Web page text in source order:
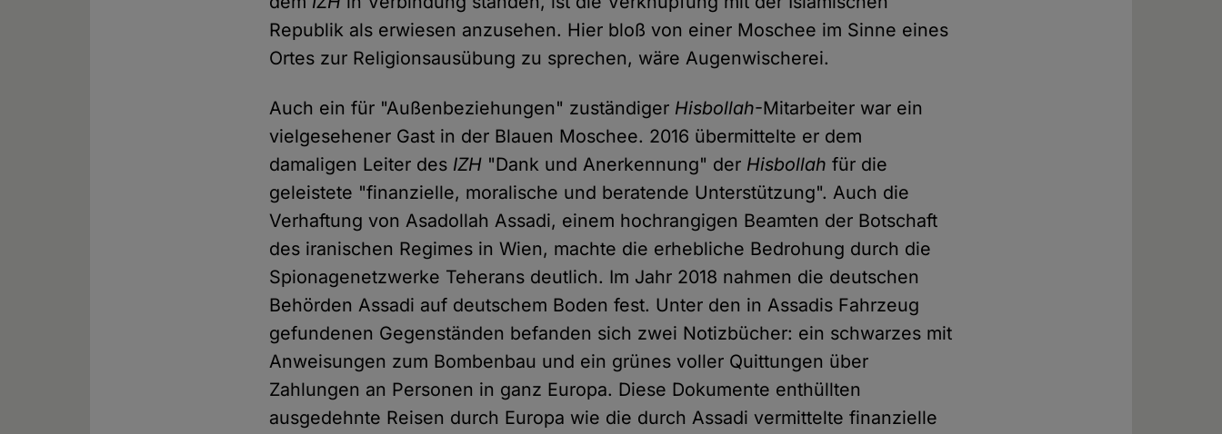
Republik als erwiesen anzusehen. Hier bloß von einer Moschee im Sinne eines
Ortes zur Religionsausübung zu sprechen, wäre Augenwischerei.
Auch ein für "Außenbeziehungen" zuständiger Hisbollah-Mitarbeiter war ein
vielgesehener Gast in der Blauen Moschee. 2016 übermittelte er dem
damaligen Leiter des IZH "Dank und Anerkennung" der Hisbollah für die
geleistete "finanzielle, moralische und beratende Unterstützung". Auch die
Verhaftung von Asadollah Assadi, einem hochrangigen Beamten der Botschaft
des iranischen Regimes in Wien, machte die erhebliche Bedrohung durch die
Spionagenetzwerke Teherans deutlich. Im Jahr 2018 nahmen die deutschen
Behörden Assadi auf deutschem Boden fest. Unter den in Assadis Fahrzeug
gefundenen Gegenständen befanden sich zwei Notizbücher: ein schwarzes mit
Anweisungen zum Bombenbau und ein grünes voller Quittungen über
Zahlungen an Personen in ganz Europa. Diese Dokumente enthüllten
ausgedehnte Reisen durch Europa wie die durch Assadi vermittelte finanzielle